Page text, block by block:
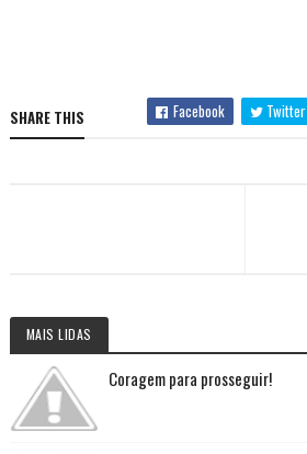
SHARE THIS Facebook Twitter
MAIS LIDAS
Coragem para prosseguir!